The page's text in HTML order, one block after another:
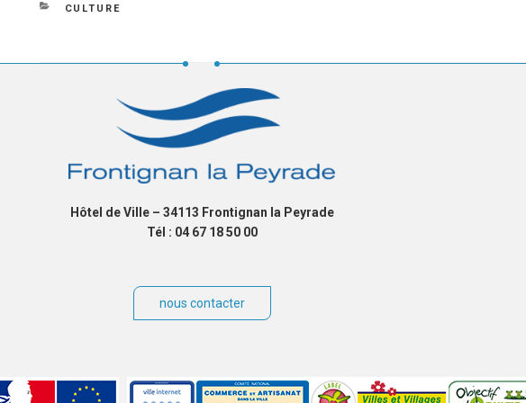
le
CATÉGORIES
CULTURE
Hôtel de Ville – 34113 Frontignan la Peyrade
Tél : 04 67 18 50 00
nous contacter